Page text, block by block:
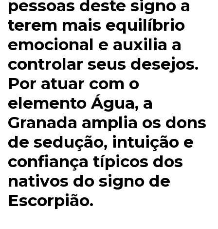
pessoas deste signo a
terem mais equilíbrio
emocional e auxilia a
controlar seus desejos.
Por atuar com o
elemento Água, a
Granada amplia os dons
de sedução, intuição e
confiança típicos dos
nativos do signo de
Escorpião.